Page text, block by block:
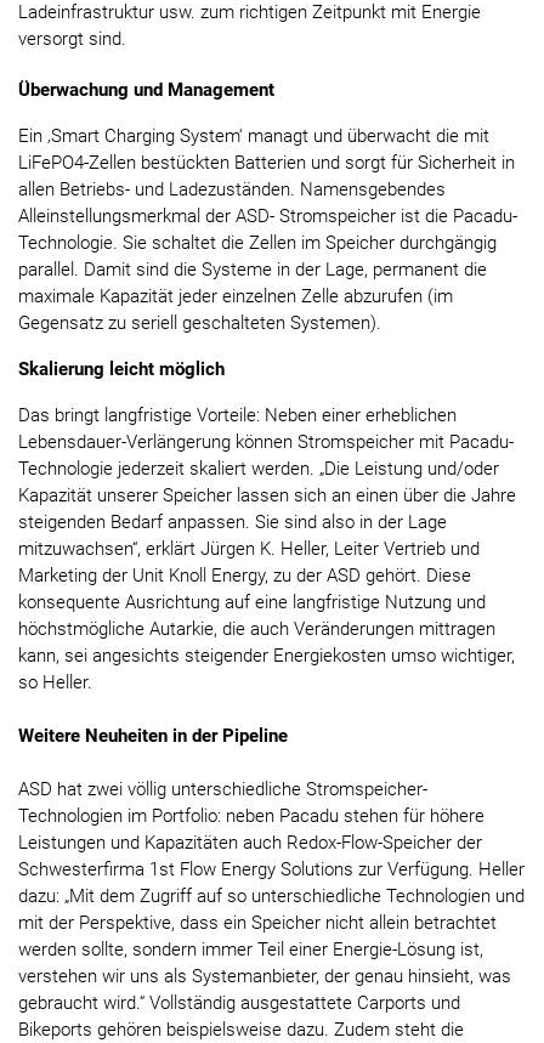
Ladeinfrastruktur usw. zum richtigen Zeitpunkt mit Energie
versorgt sind.
Überwachung und Management
Ein ‚Smart Charging System‘ managt und überwacht die mit
LiFePO4-Zellen bestückten Batterien und sorgt für Sicherheit in
allen Betriebs- und Ladezuständen. Namensgebendes
Alleinstellungsmerkmal der ASD- Stromspeicher ist die Pacadu-
Technologie. Sie schaltet die Zellen im Speicher durchgängig
parallel. Damit sind die Systeme in der Lage, permanent die
maximale Kapazität jeder einzelnen Zelle abzurufen (im
Gegensatz zu seriell geschalteten Systemen).
Skalierung leicht möglich
Das bringt langfristige Vorteile: Neben einer erheblichen
Lebensdauer-Verlängerung können Stromspeicher mit Pacadu-
Technologie jederzeit skaliert werden. „Die Leistung und/oder
Kapazität unserer Speicher lassen sich an einen über die Jahre
steigenden Bedarf anpassen. Sie sind also in der Lage
mitzuwachsen“, erklärt Jürgen K. Heller, Leiter Vertrieb und
Marketing der Unit Knoll Energy, zu der ASD gehört. Diese
konsequente Ausrichtung auf eine langfristige Nutzung und
höchstmögliche Autarkie, die auch Veränderungen mittragen
kann, sei angesichts steigender Energiekosten umso wichtiger,
so Heller.
Weitere Neuheiten in der Pipeline
ASD hat zwei völlig unterschiedliche Stromspeicher-
Technologien im Portfolio: neben Pacadu stehen für höhere
Leistungen und Kapazitäten auch Redox-Flow-Speicher der
Schwesterfirma 1st Flow Energy Solutions zur Verfügung. Heller
dazu: „Mit dem Zugriff auf so unterschiedliche Technologien und
mit der Perspektive, dass ein Speicher nicht allein betrachtet
werden sollte, sondern immer Teil einer Energie-Lösung ist,
verstehen wir uns als Systemanbieter, der genau hinsieht, was
gebraucht wird.“ Vollständig ausgestattete Carports und
Bikeports gehören beispielsweise dazu. Zudem steht die